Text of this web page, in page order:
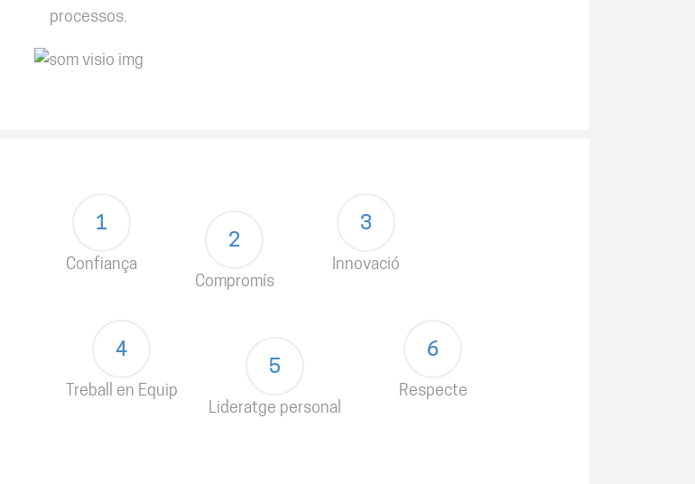
processos.
1
Confiança
2
Compromís
3
Innovació
4
Treball en Equip
5
Lideratge personal
6
Respecte